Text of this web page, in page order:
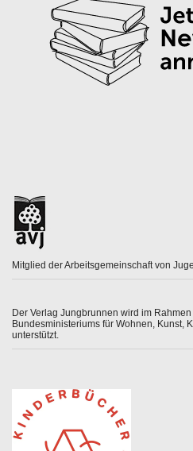
Mitglied der Arbeitsgemeinschaft von
Der Verlag Jungbrunnen wird im
Bundesministeriums für Wohnen, Kunst,
unterstützt.